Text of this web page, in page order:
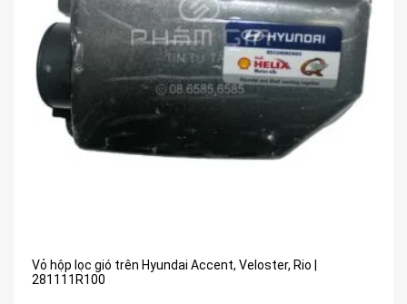
Vỏ hộp lọc gió trên Hyundai Accent, Veloster, Rio |
281111R100